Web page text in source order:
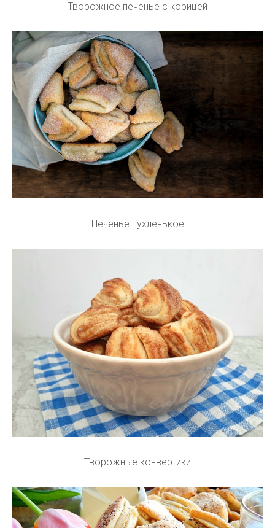
Творожное печенье с корицей
Печенье пухленькое
Творожные конвертики